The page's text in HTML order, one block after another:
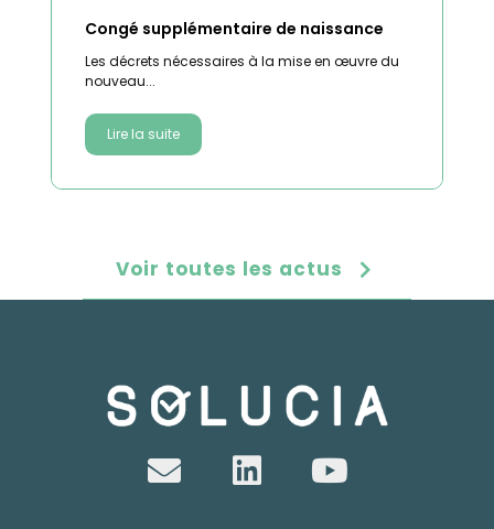
Congé supplémentaire de naissance
Les décrets nécessaires à la mise en œuvre du
nouveau...
Lire la suite
Voir toutes les actus